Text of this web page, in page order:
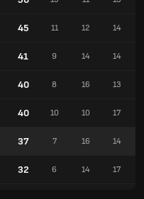
45 11 12 14
41 9 14 14
40 8 16 13
40 10 10 17
37 7 16 14
32 6 14 17